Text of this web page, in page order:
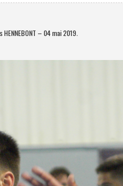
HENNEBONT – 04 mai 2019.